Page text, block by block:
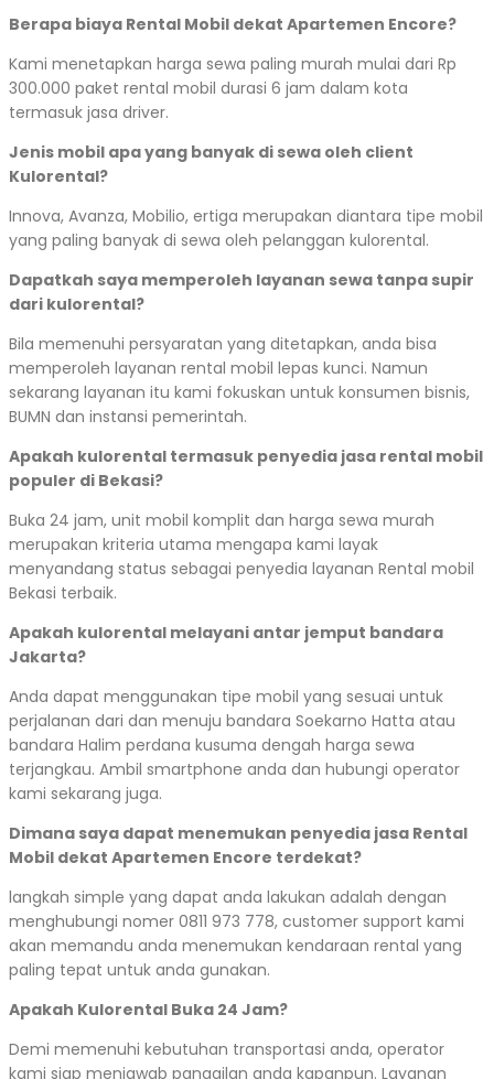
Berapa biaya Rental Mobil dekat Apartemen Encore?
Kami menetapkan harga sewa paling murah mulai dari Rp
300.000 paket rental mobil durasi 6 jam dalam kota
termasuk jasa driver.
Jenis mobil apa yang banyak di sewa oleh client
Kulorental?
Innova, Avanza, Mobilio, ertiga merupakan diantara tipe mobil
yang paling banyak di sewa oleh pelanggan kulorental.
Dapatkah saya memperoleh layanan sewa tanpa supir
dari kulorental?
Bila memenuhi persyaratan yang ditetapkan, anda bisa
memperoleh layanan rental mobil lepas kunci. Namun
sekarang layanan itu kami fokuskan untuk konsumen bisnis,
BUMN dan instansi pemerintah.
Apakah kulorental termasuk penyedia jasa rental mobil
populer di Bekasi?
Buka 24 jam, unit mobil komplit dan harga sewa murah
merupakan kriteria utama mengapa kami layak
menyandang status sebagai penyedia layanan Rental mobil
Bekasi terbaik.
Apakah kulorental melayani antar jemput bandara
Jakarta?
Anda dapat menggunakan tipe mobil yang sesuai untuk
perjalanan dari dan menuju bandara Soekarno Hatta atau
bandara Halim perdana kusuma dengah harga sewa
terjangkau. Ambil smartphone anda dan hubungi operator
kami sekarang juga.
Dimana saya dapat menemukan penyedia jasa Rental
Mobil dekat Apartemen Encore terdekat?
langkah simple yang dapat anda lakukan adalah dengan
menghubungi nomer 0811 973 778, customer support kami
akan memandu anda menemukan kendaraan rental yang
paling tepat untuk anda gunakan.
Apakah Kulorental Buka 24 Jam?
Demi memenuhi kebutuhan transportasi anda, operator
kami siap menjawab panggilan anda kapanpun. Layanan